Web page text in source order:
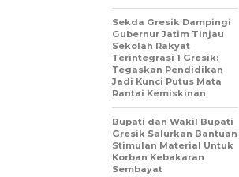
Sekda Gresik Dampingi
Gubernur Jatim Tinjau
Sekolah Rakyat
Terintegrasi 1 Gresik:
Tegaskan Pendidikan
Jadi Kunci Putus Mata
Rantai Kemiskinan
Bupati dan Wakil Bupati
Gresik Salurkan Bantuan
Stimulan Material Untuk
Korban Kebakaran
Sembayat